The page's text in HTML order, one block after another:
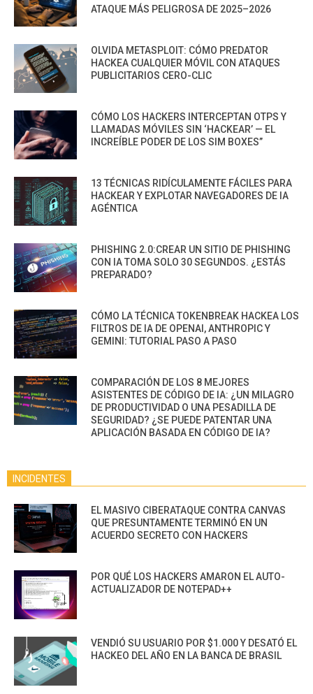
ATAQUE MÁS PELIGROSA DE 2025–2026
OLVIDA METASPLOIT: CÓMO PREDATOR
HACKEA CUALQUIER MÓVIL CON ATAQUES
PUBLICITARIOS CERO-CLIC
CÓMO LOS HACKERS INTERCEPTAN OTPS Y
LLAMADAS MÓVILES SIN ‘HACKEAR’ — EL
INCREÍBLE PODER DE LOS SIM BOXES”
13 TÉCNICAS RIDÍCULAMENTE FÁCILES PARA
HACKEAR Y EXPLOTAR NAVEGADORES DE IA
AGÉNTICA
PHISHING 2.0:CREAR UN SITIO DE PHISHING
CON IA TOMA SOLO 30 SEGUNDOS. ¿ESTÁS
PREPARADO?
CÓMO LA TÉCNICA TOKENBREAK HACKEA LOS
FILTROS DE IA DE OPENAI, ANTHROPIC Y
GEMINI: TUTORIAL PASO A PASO
COMPARACIÓN DE LOS 8 MEJORES
ASISTENTES DE CÓDIGO DE IA: ¿UN MILAGRO
DE PRODUCTIVIDAD O UNA PESADILLA DE
SEGURIDAD? ¿SE PUEDE PATENTAR UNA
APLICACIÓN BASADA EN CÓDIGO DE IA?
INCIDENTES
EL MASIVO CIBERATAQUE CONTRA CANVAS
QUE PRESUNTAMENTE TERMINÓ EN UN
ACUERDO SECRETO CON HACKERS
POR QUÉ LOS HACKERS AMARON EL AUTO-
ACTUALIZADOR DE NOTEPAD++
VENDIÓ SU USUARIO POR $1.000 Y DESATÓ EL
HACKEO DEL AÑO EN LA BANCA DE BRASIL